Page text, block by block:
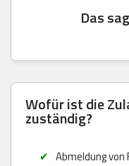
Das
Wofür ist die
zuständig?
Abmeldung von